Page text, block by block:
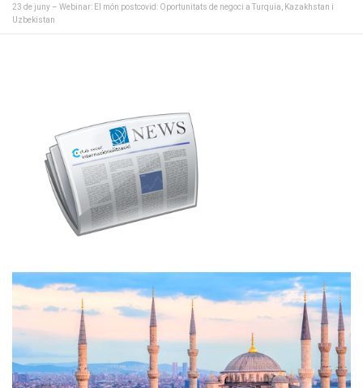
23 de juny – Webinar: El món postcovid: Oportunitats de negoci a Turquia, Kazakhstan i
Uzbekistan